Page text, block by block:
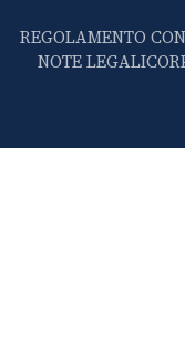
REGOLAMENTO
NOTE LEGALI